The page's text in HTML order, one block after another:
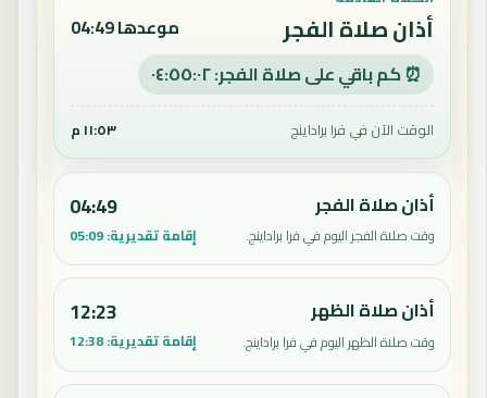
أذان صلاة الفجر موعدها 04:49
⏰ كم باقي على صلاة الفجر: ٠٤:٥٥:٠١
الوقت الآن في فرا براداينج ١١:٥٣ م
أذان صلاة الفجر
وقت صلاة الفجر اليوم في فرا براداينج.
04:49
إقامة تقديرية:05:09
أذان صلاة الظهر
وقت صلاة الظهر اليوم في فرا براداينج.
12:23
إقامة تقديرية:12:38